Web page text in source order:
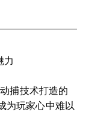
力
捕技术打造的
为玩家心中难以